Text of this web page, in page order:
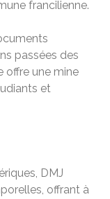
francilienne.
passées des
offre une mine
et
DMJ
offrant à